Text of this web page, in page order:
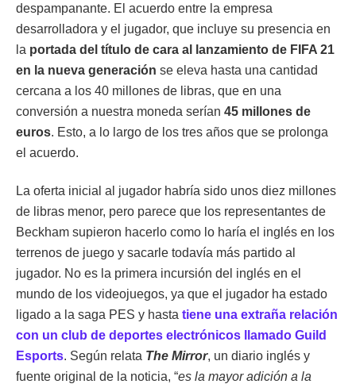
despampanante. El acuerdo entre la empresa
desarrolladora y el jugador, que incluye su presencia en
la portada del título de cara al lanzamiento de FIFA 21
en la nueva generación se eleva hasta una cantidad
cercana a los 40 millones de libras, que en una
conversión a nuestra moneda serían 45 millones de
euros. Esto, a lo largo de los tres años que se prolonga
el acuerdo.
La oferta inicial al jugador habría sido unos diez millones
de libras menor, pero parece que los representantes de
Beckham supieron hacerlo como lo haría el inglés en los
terrenos de juego y sacarle todavía más partido al
jugador. No es la primera incursión del inglés en el
mundo de los videojuegos, ya que el jugador ha estado
ligado a la saga PES y hasta tiene una extraña relación
con un club de deportes electrónicos llamado Guild
Esports. Según relata The Mirror, un diario inglés y
fuente original de la noticia, “es la mayor adición a la